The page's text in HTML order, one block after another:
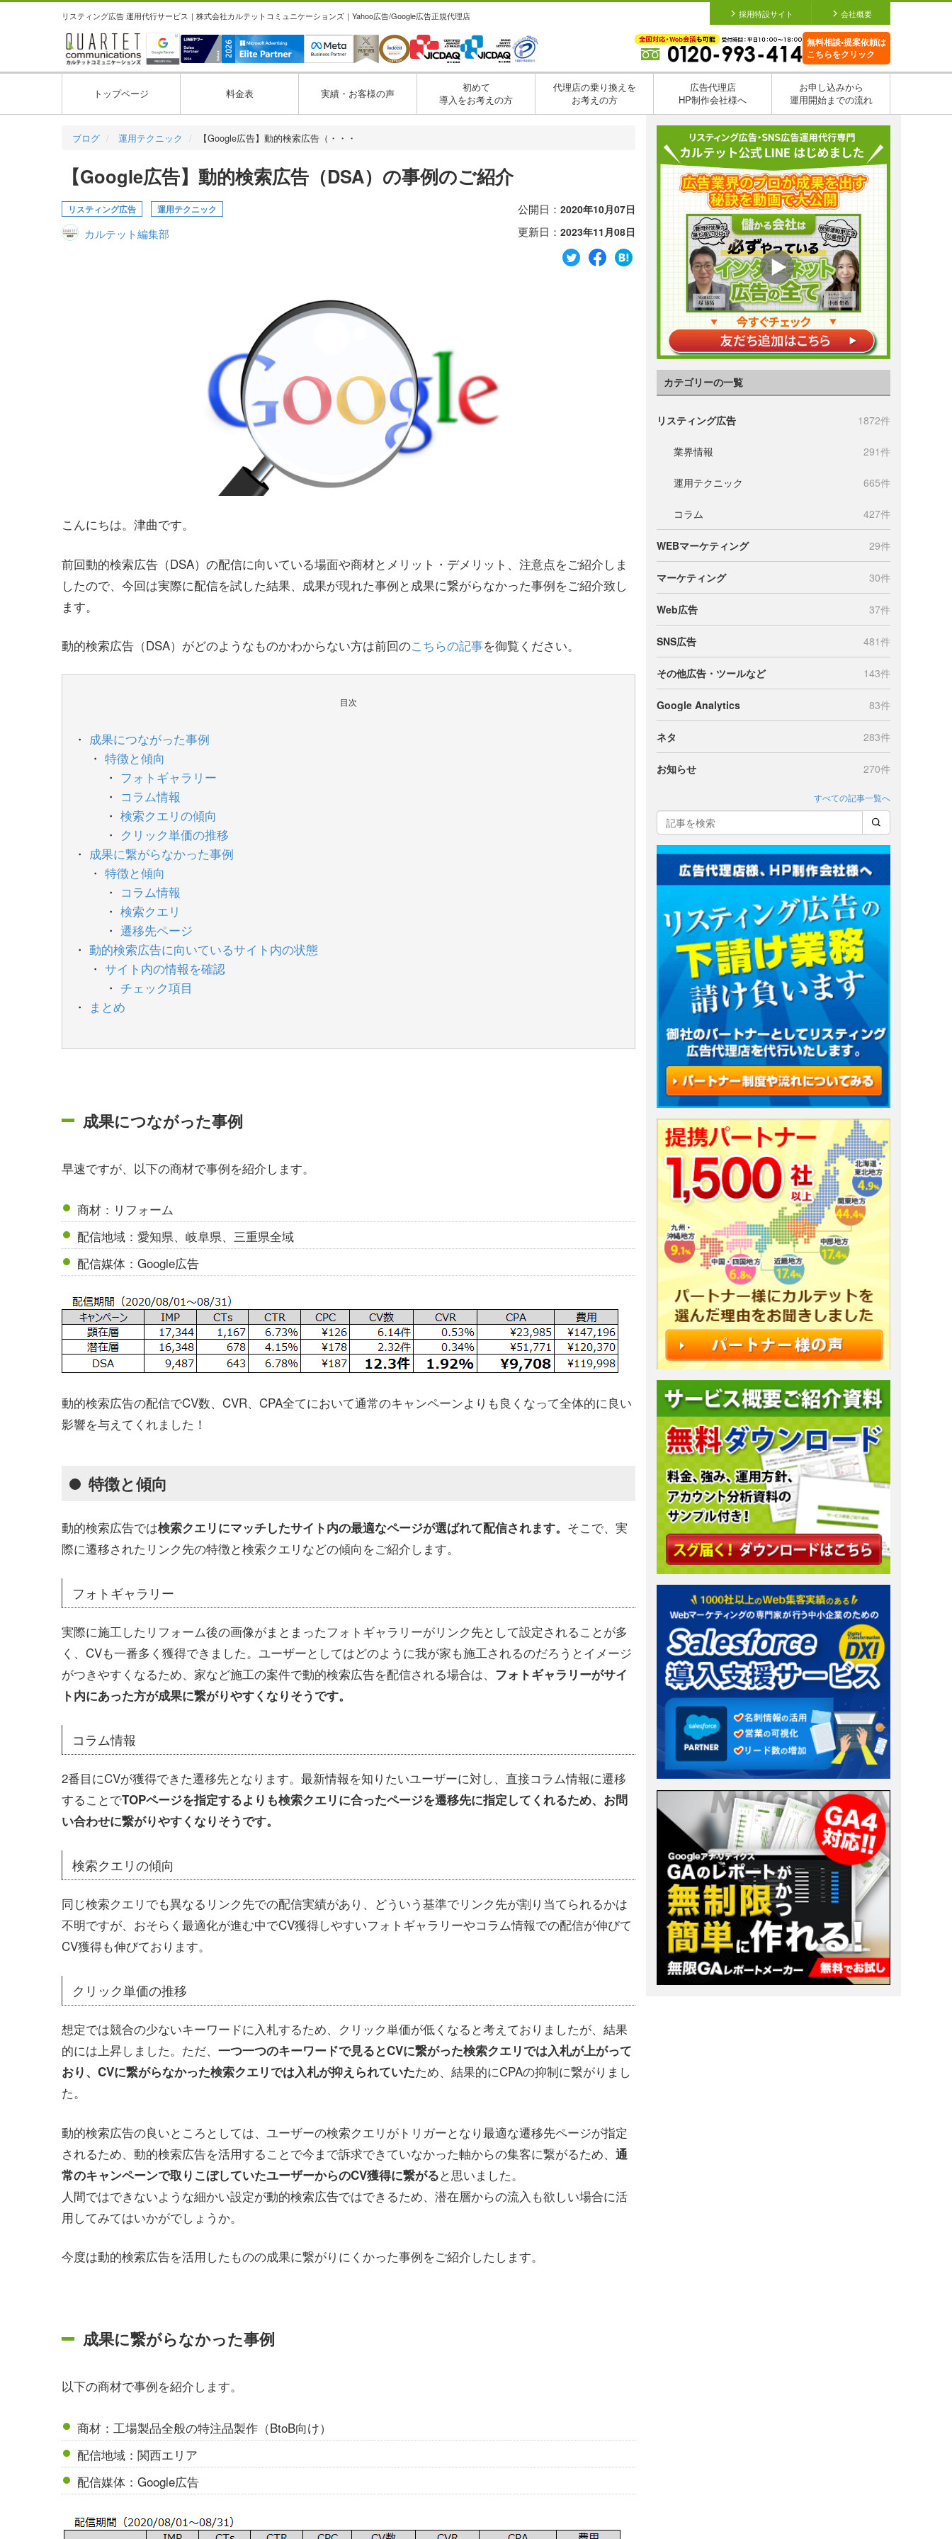
リスティング広告 運用代行サービス｜株式会社カルテットコミュニケーションズ｜Yahoo広告/Google広告正規代理店 採用特設サイト 会社概要
無料相談•提案依頼は
こちらをクリック
トップページ 料金表 実績・お客様の声
初めて
導入をお考えの方
代理店の乗り換えを
お考えの方
広告代理店
HP制作会社様へ
お申し込みから
運用開始までの流れ
ブログ 運用テクニック 【Google広告】動的検索広告（・・・
【Google広告】動的検索広告（DSA）の事例のご紹介
リスティング広告 運用テクニック
カルテット編集部
公開日： 2020年10月07日
更新日： 2023年11月08日
こんにちは。津曲です。
前回動的検索広告（DSA）の配信に向いている場面や商材とメリット・デメリット、注意点をご紹介しま
したので、今回は実際に配信を試した結果、成果が現れた事例と成果に繋がらなかった事例をご紹介致し
ます。
動的検索広告（DSA）がどのようなものかわからない方は前回のこちらの記事を御覧ください。
目次
成果につながった事例
特徴と傾向
フォトギャラリー
コラム情報
検索クエリの傾向
クリック単価の推移
成果に繋がらなかった事例
特徴と傾向
コラム情報
検索クエリ
遷移先ページ
動的検索広告に向いているサイト内の状態
サイト内の情報を確認
チェック項目
まとめ
成果につながった事例
早速ですが、以下の商材で事例を紹介します。
商材：リフォーム
配信地域：愛知県、岐阜県、三重県全域
配信媒体：Google広告
動的検索広告の配信でCV数、CVR、CPA全てにおいて通常のキャンペーンよりも良くなって全体的に良い
影響を与えてくれました！
特徴と傾向
動的検索広告では検索クエリにマッチしたサイト内の最適なページが選ばれて配信されます。 そこで、実
際に遷移されたリンク先の特徴と検索クエリなどの傾向をご紹介します。
フォトギャラリー
実際に施工したリフォーム後の画像がまとまったフォトギャラリーがリンク先として設定されることが多
く、CVも一番多く獲得できました。ユーザーとしてはどのように我が家も施工されるのだろうとイメージ
がつきやすくなるため、家など施工の案件で動的検索広告を配信される場合は、 フォトギャラリーがサイ
ト内にあった方が成果に繋がりやすくなりそうです。
コラム情報
2番目にCVが獲得できた遷移先となります。最新情報を知りたいユーザーに対し、直接コラム情報に遷移
することでTOPページを指定するよりも検索クエリに合ったページを遷移先に指定してくれるため、お問
い合わせに繋がりやすくなりそうです。
検索クエリの傾向
同じ検索クエリでも異なるリンク先での配信実績があり、どういう基準でリンク先が割り当てられるかは
不明ですが、おそらく最適化が進む中でCV獲得しやすいフォトギャラリーやコラム情報での配信が伸びて
CV獲得も伸びております。
クリック単価の推移
想定では競合の少ないキーワードに入札するため、クリック単価が低くなると考えておりましたが、結果
的には上昇しました。ただ、 一つ一つのキーワードで見るとCVに繋がった検索クエリでは入札が上がって
おり、CVに繋がらなかった検索クエリでは入札が抑えられていたため、結果的にCPAの抑制に繋がりまし
た。
動的検索広告の良いところとしては、ユーザーの検索クエリがトリガーとなり最適な遷移先ページが指定
されるため、動的検索広告を活用することで今まで訴求できていなかった軸からの集客に繋がるため、 通
常のキャンペーンで取りこぼしていたユーザーからのCV獲得に繋がると思いました。
人間ではできないような細かい設定が動的検索広告ではできるため、潜在層からの流入も欲しい場合に活
用してみてはいかがでしょうか。
今度は動的検索広告を活用したものの成果に繋がりにくかった事例をご紹介したします。
成果に繋がらなかった事例
以下の商材で事例を紹介します。
商材：工場製品全般の特注品製作（BtoB向け）
配信地域：関西エリア
配信媒体：Google広告
カテゴリーの一覧
リスティング広告 1872件
業界情報 291件
運用テクニック 665件
コラム 427件
WEBマーケティング 29件
マーケティング 30件
Web広告 37件
SNS広告 481件
その他広告・ツールなど 143件
Google Analytics 83件
ネタ 283件
お知らせ 270件
すべての記事一覧へ